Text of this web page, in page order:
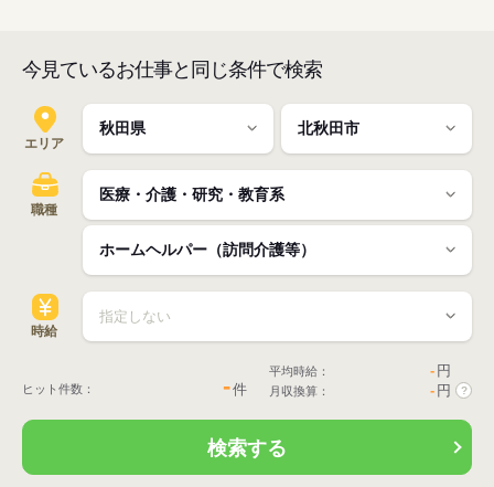
今見ているお仕事と同じ条件で検索
エリア
職種
時給
ヒット件数： -件
平均時給： - 円
月収換算： - 円 ?
検索する